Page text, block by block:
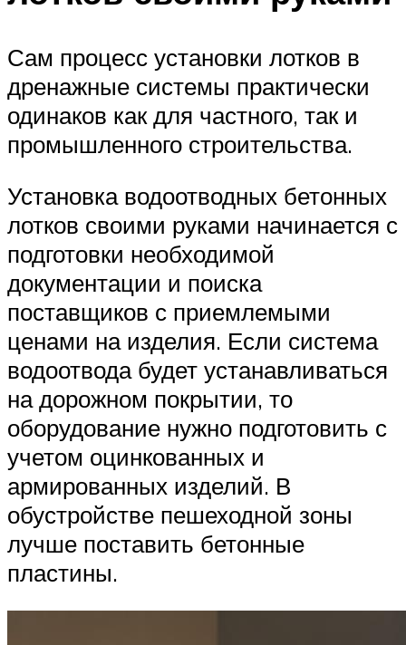
Сам процесс установки лотков в
дренажные системы практически
одинаков как для частного, так и
промышленного строительства.
Установка водоотводных бетонных
лотков своими руками начинается с
подготовки необходимой
документации и поиска
поставщиков с приемлемыми
ценами на изделия. Если система
водоотвода будет устанавливаться
на дорожном покрытии, то
оборудование нужно подготовить с
учетом оцинкованных и
армированных изделий. В
обустройстве пешеходной зоны
лучше поставить бетонные
пластины.